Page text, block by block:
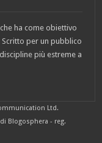
ha come obiettivo
Scritto per un pubblico
più estreme a
Ltd.
Blogosphera - reg.